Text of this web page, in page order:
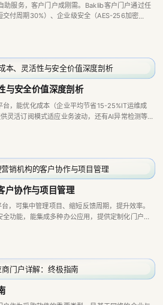
助服务，客户门户成刚需。Baklib客户门户通过任
付周期30%）、企业级安全（AES-256加密
识）等功能，助力企业高效远程协作、提升客...
与安全价值深度剖析
，能优化成本（企业平均节省15-25%IT运维成
灵活订阅模式适应业务波动，还有AI异常检测等深
击），但也需考虑额外成本、服务商依...
户协作与项目管理
，可集中管理项目、缩短反馈周期，提升效率。
功能，能集成多种办公应用，提供定制化门户和
交付。